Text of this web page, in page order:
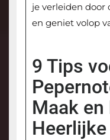
je verleiden door
en geniet volop
9 Tips
Maak en